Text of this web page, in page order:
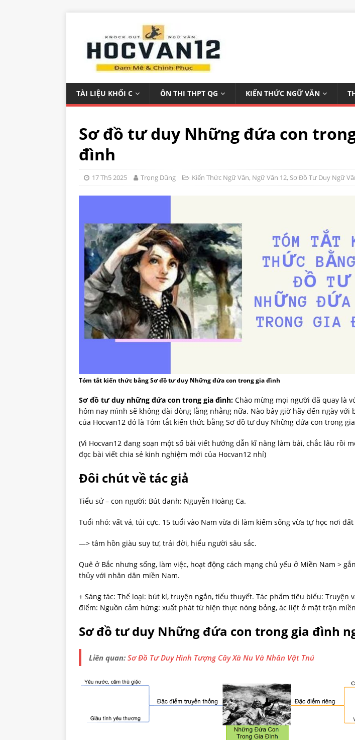
TÀI LIỆU KHỐI C ÔN THI THPT QG KIẾN THỨC NGỮ VĂN
Sơ đồ tư duy Những đứa con
đình
17 Th5 2025 Trọng Dũng Kiến Thức Ngữ Văn, Ngữ Văn 12, Sơ Đồ Tư Duy Ngữ
Tóm tắt kiến thức bằng Sơ đồ tư duy Những đứa con trong gia đình
Sơ đồ tư duy những đứa con trong gia đình: Chào mừng mọi người đã quay là
hôm nay mình sẽ không dài dòng lằng nhằng nữa. Nào bây giờ hãy đến ngày với
của Hocvan12 đó là Tóm tắt kiến thức bằng Sơ đồ tư duy Những đứa con trong
(Vì Hocvan12 đang soạn một số bài viết hướng dẫn kĩ năng làm bài, chắc lâu rồi
đọc bài viết chia sẻ kinh nghiệm mới của Hocvan12 nhỉ)
Đôi chút về tác giả
Tiểu sử – con người: Bút danh: Nguyễn Hoàng Ca.
Tuổi nhỏ: vất vả, tủi cực. 15 tuổi vào Nam vừa đi làm kiếm sống vừa tự học nơi
—> tâm hồn giàu suy tư, trải đời, hiểu người sâu sắc.
Quê ở Bắc nhưng sống, làm việc, hoạt động cách mạng chủ yếu ở Miền Nam >
thủy với nhân dân miền Nam.
+ Sáng tác: Thể loại: bút kí, truyện ngắn, tiểu thuyết. Tác phẩm tiêu biểu: Truyện
điểm: Nguồn cảm hứng: xuất phát từ hiện thực nóng bỏng, ác liệt ở mặt trận
Sơ đồ tư duy Những đứa con trong gia đình
Liên quan: Sơ Đồ Tư Duy Hình Tượng Cây Xà Nu Và Nhân Vật Tnú